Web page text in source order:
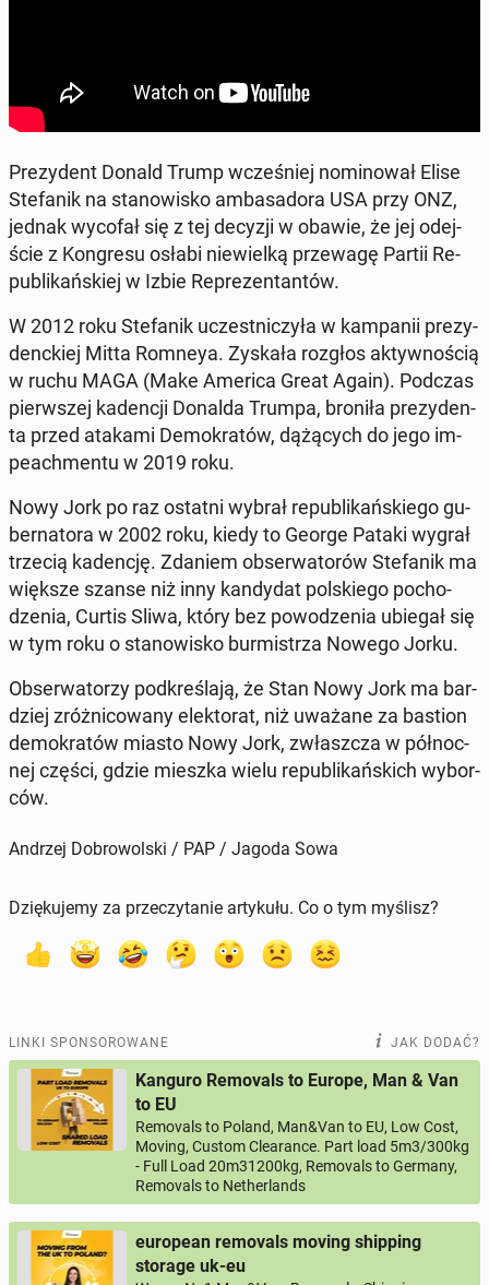
Pre­zy­dent Donald Trump wcze­śniej no­mi­no­wał Elise
Ste­fa­nik na sta­no­wi­sko am­ba­sa­do­ra USA przy ONZ,
jednak wycofał się z tej decyzji w obawie, że jej odej­
ście z Kon­gre­su osłabi nie­wiel­ką prze­wa­gę Partii Re­
pu­bli­kań­skiej w Izbie Re­pre­zen­tan­tów.
W 2012 roku Ste­fa­nik uczest­ni­czy­ła w kam­pa­nii pre­zy­
denc­kiej Mitta Romneya. Zyskała rozgłos ak­tyw­no­ścią
w ruchu MAGA (Make America Great Again). Podczas
pierw­szej ka­den­cji Donalda Trumpa, broniła pre­zy­den­
ta przed atakami De­mo­kra­tów, dą­żą­cych do jego im­
pe­ach­men­tu w 2019 roku.
Nowy Jork po raz ostatni wybrał re­pu­bli­kań­skie­go gu­
ber­na­to­ra w 2002 roku, kiedy to George Pataki wygrał
trzecią ka­den­cję. Zdaniem ob­ser­wa­to­rów Ste­fa­nik ma
większe szanse niż inny kan­dy­dat pol­skie­go po­cho­
dze­nia, Curtis Sliwa, który bez po­wo­dze­nia ubiegał się
w tym roku o sta­no­wi­sko bur­mi­strza Nowego Jorku.
Ob­ser­wa­to­rzy pod­kre­śla­ją, że Stan Nowy Jork ma bar­
dziej zróż­ni­co­wa­ny elek­to­rat, niż uważane za bastion
de­mo­kra­tów miasto Nowy Jork, zwłasz­cza w pół­noc­
nej części, gdzie mieszka wielu re­pu­bli­kań­skich wy­bor­
ców.
Andrzej Dobrowolski / PAP / Jagoda Sowa
Dziękujemy za przeczytanie artykułu. Co o tym myślisz?
LINKI SPONSOROWANE JAK DODAĆ?
Kanguro Removals to Europe, Man & Van
to EU
Removals to Poland, Man&Van to EU, Low Cost,
Moving, Custom Clearance. Part load 5m3/300kg
- Full Load 20m31200kg, Removals to Germany,
Removals to Netherlands
european removals moving shipping
storage uk-eu